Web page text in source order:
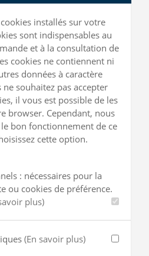
installés sur votre
sont indispensables au
et à la consultation de
cookies ne contiennent ni
données à caractère
souhaitez pas accepter
il vous est possible de les
browser. Cependant, nous
bon fonctionnement de ce
cette option.
: nécessaires pour la
ou cookies de préférence.
plus)
(En savoir plus)